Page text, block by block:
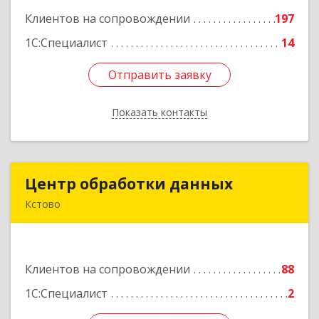
Клиентов на сопровождении
197
1С:Специалист
14
Отправить заявку
Показать контакты
Подробнее
Отправить заявку
Назад
Центр обработки данных
Кстово
Клиентов на сопровождении
88
1С:Специалист
2
Центр обработки данных
Подробнее